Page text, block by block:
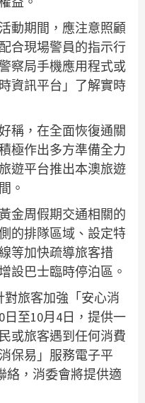
動期間，應注意照顧
合現場警員的指示行
察局手機應用程式或
資訊平台」了解實時
稱，在全面恢復通關
極作出多方準備全力
遊平台推出本澳旅遊
。
金周假期交通相關的
的排隊區域、設定特
等加快疏導旅客措
設巴士臨時停泊區。
旅客加強「安心消
至10月4日，提供一
或旅客遇到任何消費
保易」服務電子平
絡，消委會將提供適